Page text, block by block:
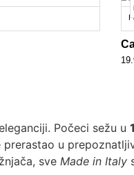
Počeci sežu u
u
sve Made in Italy